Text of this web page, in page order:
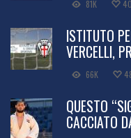
81K 40
ISTITUTO
VERCELLI,
66K
QUESTO
CACCIATO